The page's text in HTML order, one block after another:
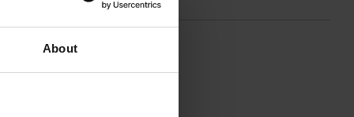
About